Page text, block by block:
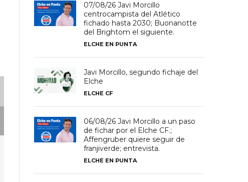
07/08/26 Javi Morcillo
centrocampista del Atlético
fichado hasta 2030; Buonanotte
del Brightom el siguiente.
ELCHE EN PUNTA
Javi Morcillo, segundo fichaje del
Elche
ELCHE CF
06/08/26 Javi Morcillo a un paso
de fichar por el Elche CF.;
Affengruber quiere seguir de
franjiverde; entrevista.
ELCHE EN PUNTA